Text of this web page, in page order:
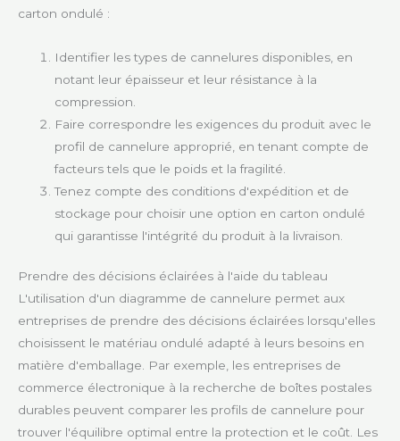
carton ondulé :
Identifier les types de cannelures disponibles, en
notant leur épaisseur et leur résistance à la
compression.
Faire correspondre les exigences du produit avec le
profil de cannelure approprié, en tenant compte de
facteurs tels que le poids et la fragilité.
Tenez compte des conditions d'expédition et de
stockage pour choisir une option en carton ondulé
qui garantisse l'intégrité du produit à la livraison.
Prendre des décisions éclairées à l'aide du tableau
L'utilisation d'un diagramme de cannelure permet aux
entreprises de prendre des décisions éclairées lorsqu'elles
choisissent le matériau ondulé adapté à leurs besoins en
matière d'emballage. Par exemple, les entreprises de
commerce électronique à la recherche de boîtes postales
durables peuvent comparer les profils de cannelure pour
trouver l'équilibre optimal entre la protection et le coût. Les